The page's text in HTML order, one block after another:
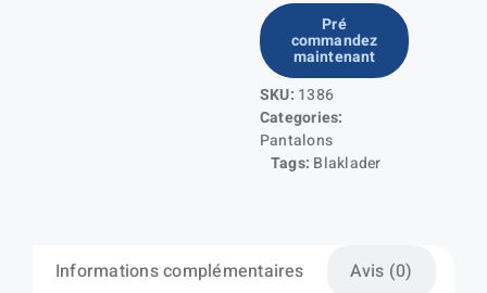
de
Cotte
de
pluie
HV
niveau
Pré
commandez
maintenant
SKU: 1386
Categories:
Pantalons
Tags: Blaklader
Informations complémentaires Avis (0)